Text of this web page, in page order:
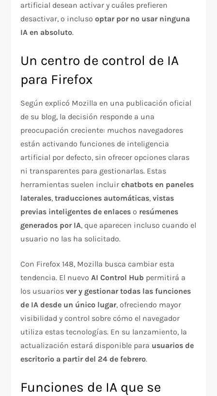
artificial desean activar y cuáles prefieren
desactivar, o inclusooptar por no usar ninguna
IA en absoluto.
Un centro de control de IA
para Firefox
Según explicó Mozilla en una publicación oficial
de su blog, la decisión responde a una
preocupación creciente: muchos navegadores
están activando funciones de inteligencia
artificial por defecto, sin ofrecer opciones claras
ni transparentes para gestionarlas. Estas
herramientas suelen incluirchatbots en paneles
laterales,traducciones automáticas,vistas
previas inteligentes de enlaces o resúmenes
generados por IA, que aparecen incluso cuando el
usuario no las ha solicitado.
Con Firefox 148, Mozilla busca cambiar esta
tendencia. El nuevoAI Control Hub permitirá a
los usuariosver y gestionar todas las funciones
de IA desde un único lugar, ofreciendo mayor
visibilidad y control sobre cómo el navegador
utiliza estas tecnologías. En su lanzamiento, la
actualización estará disponible para usuarios de
escritorio a partir del 24 de febrero.
Funciones de IA que se